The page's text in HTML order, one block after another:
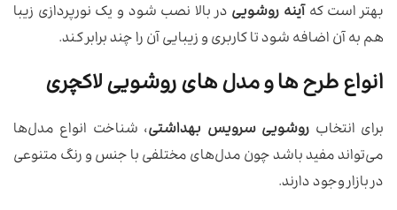
بهتر است کهآینه روشویی در بالا نصب شود و یک نورپردازی زیبا
هم به آن اضافه شود تا کاربری و زیبایی آن را چند برابر کند‌.
انواع طرح ها و مدل های روشویی لاکچری
برای انتخاب روشویی سرویس بهداشتی، شناخت انواع مدل‌ها
می‌تواند مفید باشد چون مدل‌های مختلفی با جنس و رنگ‌ متنوعی
در بازار وجود دارند.